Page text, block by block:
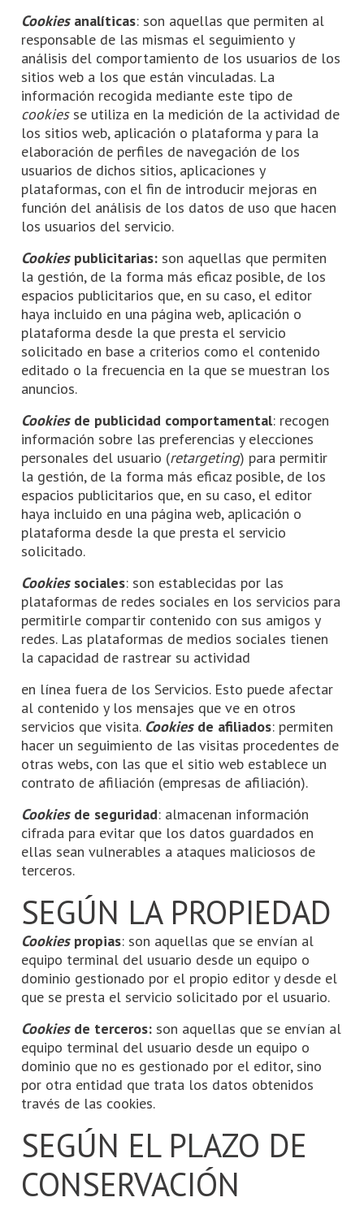
Cookiesanalíticas: son aquellas que permiten al
responsable de las mismas el seguimiento y
análisis del comportamiento de los usuarios de los
sitios web a los que están vinculadas. La
información recogida mediante este tipo de
cookiesse utiliza en la medición de la actividad de
los sitios web, aplicación o plataforma y para la
elaboración de perfiles de navegación de los
usuarios de dichos sitios, aplicaciones y
plataformas, con el fin de introducir mejoras en
función del análisis de los datos de uso que hacen
los usuarios del servicio.
Cookiespublicitarias: son aquellas que permiten
la gestión, de la forma más eficaz posible, de los
espacios publicitarios que, en su caso, el editor
haya incluido en una página web, aplicación o
plataforma desde la que presta el servicio
solicitado en base a criterios como el contenido
editado o la frecuencia en la que se muestran los
anuncios.
Cookies de publicidad comportamental: recogen
información sobre las preferencias y elecciones
personales del usuario (retargeting) para permitir
la gestión, de la forma más eficaz posible, de los
espacios publicitarios que, en su caso, el editor
haya incluido en una página web, aplicación o
plataforma desde la que presta el servicio
solicitado.
Cookies sociales: son establecidas por las
plataformas de redes sociales en los servicios para
permitirle compartir contenido con sus amigos y
redes. Las plataformas de medios sociales tienen
la capacidad de rastrear su actividad
en línea fuera de los Servicios. Esto puede afectar
al contenido y los mensajes que ve en otros
servicios que visita. Cookies de afiliados: permiten
hacer un seguimiento de las visitas procedentes de
otras webs, con las que el sitio web establece un
contrato de afiliación (empresas de afiliación).
Cookiesde seguridad: almacenan información
cifrada para evitar que los datos guardados en
ellas sean vulnerables a ataques maliciosos de
terceros.
SEGÚN LA PROPIEDAD
Cookies propias: son aquellas que se envían al
equipo terminal del usuario desde un equipo o
dominio gestionado por el propio editor y desde el
que se presta el servicio solicitado por el usuario.
Cookies de terceros: son aquellas que se envían al
equipo terminal del usuario desde un equipo o
dominio que no es gestionado por el editor, sino
por otra entidad que trata los datos obtenidos
través de las cookies.
SEGÚN EL PLAZO DE
CONSERVACIÓN